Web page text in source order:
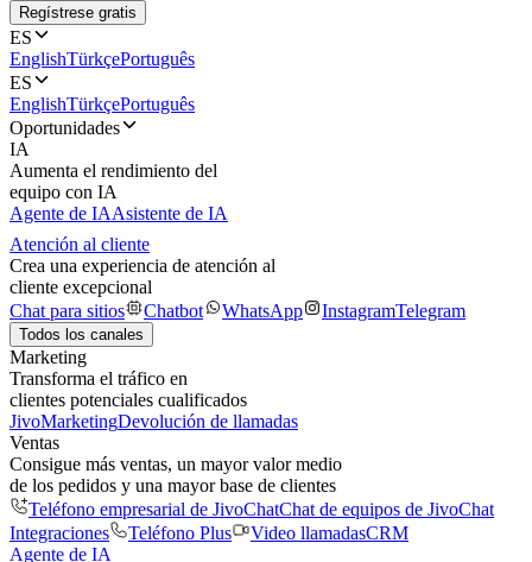
Regístrese gratis
ES
EnglishTürkçePortuguês
ES
EnglishTürkçePortuguês
Oportunidades
IA
Aumenta el rendimiento del
equipo con IA
Agente de IAAsistente de IA
Atención al cliente
Crea una experiencia de atención al
cliente excepcional
Chat para sitios
Chatbot WhatsApp InstagramTelegram
Todos los canales
Marketing
Transforma el tráfico en
clientes potenciales cualificados
JivoMarketingDevolución de llamadas
Ventas
Consigue más ventas, un mayor valor medio
de los pedidos y una mayor base de clientes
Teléfono empresarial de JivoChatChat de equipos de JivoChat
Integraciones
Teléfono Plus Video llamadasCRM
Agente de IA